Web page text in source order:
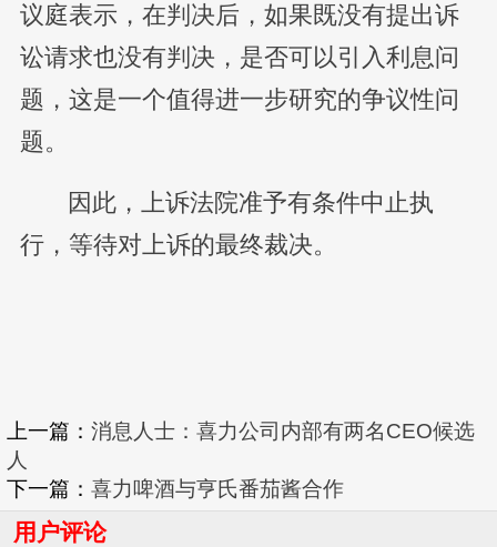
议庭表示，在判决后，如果既没有提出诉
讼请求也没有判决，是否可以引入利息问
题，这是一个值得进一步研究的争议性问
题。
因此，上诉法院准予有条件中止执
行，等待对上诉的最终裁决。
上一篇： 消息人士：喜力公司内部有两名CEO候选
人
下一篇： 喜力啤酒与亨氏番茄酱合作
用户评论